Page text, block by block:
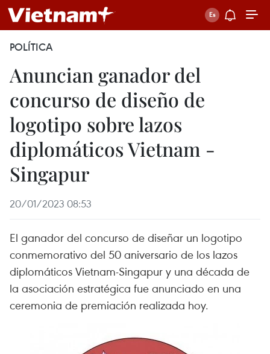
POLÍTICA
Anuncian ganador del
concurso de diseño de
logotipo sobre lazos
diplomáticos Vietnam -
Singapur
20/01/2023 08:53
El ganador del concurso de diseñar un logotipo
conmemorativo del 50 aniversario de los lazos
diplomáticos Vietnam-Singapur y una década de
la asociación estratégica fue anunciado en una
ceremonia de premiación realizada hoy.